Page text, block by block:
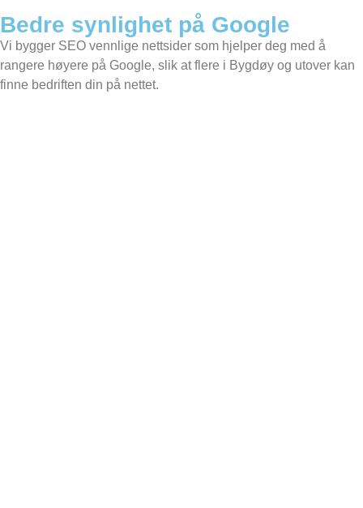
Bedre synlighet på Google
Vi bygger SEO vennlige nettsider som hjelper deg med å
rangere høyere på Google, slik at flere i Bygdøy og utover kan
finne bedriften din på nettet.